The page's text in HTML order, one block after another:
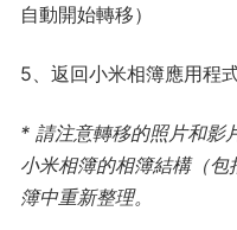
自動開始轉移）
5、返回小米相簿應用程
* 請注意轉移的照片和影
小米相簿的相簿結構（
簿中重新整理。